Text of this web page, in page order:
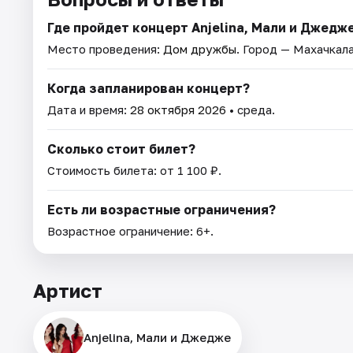
Где пройдет концерт Anjelina, Мали и
Место проведения: Дом дружбы. Город —
Когда запланирован концерт?
Дата и время: 28 октября 2026 • среда.
Сколько стоит билет?
Стоимость билета: от 1 100 ₽.
Есть ли возрастные ограничения?
Возрастное ограничение: 6+.
Артист
Anjelina, Мали и Джедже